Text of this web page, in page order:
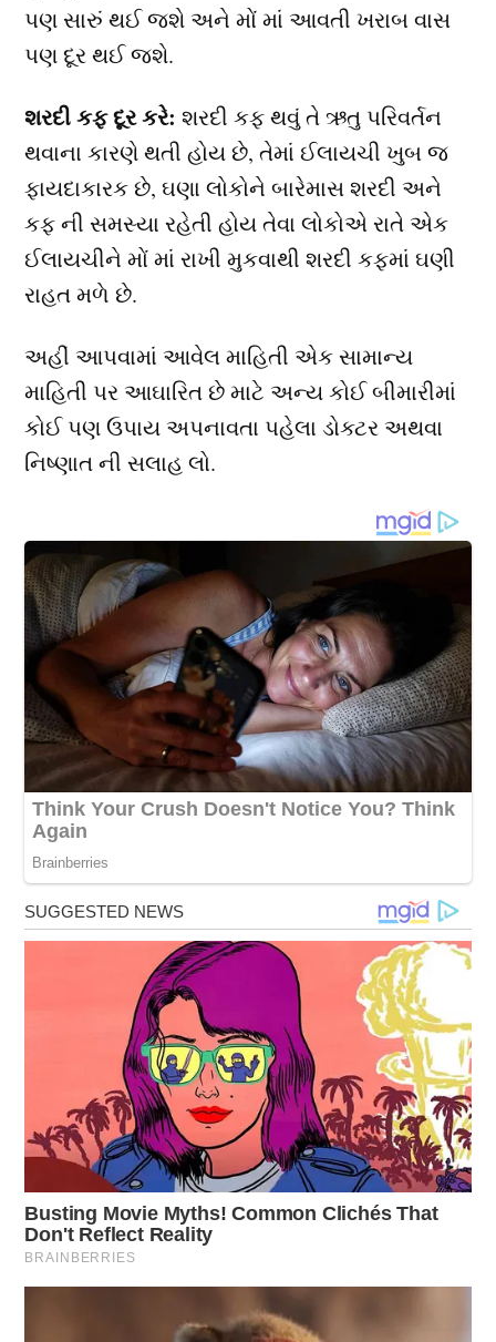
પણ સારું થઈ જશે અને મોં માં આવતી ખરાબ વાસ
પણ દૂર થઈ જશે.
શરદી કફ દૂર કરે: શરદી કફ થવું તે ઋતુ પરિવર્તન
થવાના કારણે થતી હોય છે, તેમાં ઈલાયચી ખુબ જ
ફાયદાકારક છે, ઘણા લોકોને બારેમાસ શરદી અને
કફ ની સમસ્યા રહેતી હોય તેવા લોકોએ રાતે એક
ઈલાયચીને મોં માં રાખી મુકવાથી શરદી કફમાં ઘણી
રાહત મળે છે.
અહીં આપવામાં આવેલ માહિતી એક સામાન્ય
માહિતી પર આઘારિત છે માટે અન્ય કોઈ બીમારીમાં
કોઈ પણ ઉપાય અપનાવતા પહેલા ડોક્ટર અથવા
નિષ્ણાત ની સલાહ લો.